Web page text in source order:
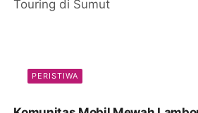
PERISTIWA